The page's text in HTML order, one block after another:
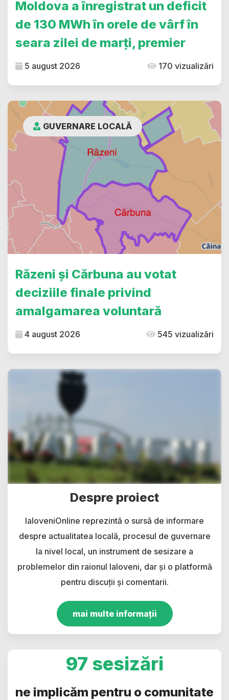
Moldova a înregistrat un deficit
de 130 MWh în orele de vârf în
seara zilei de marți, premier
5 august 2026 170 vizualizări
GUVERNARE LOCALĂ
Răzeni și Cărbuna au votat
deciziile finale privind
amalgamarea voluntară
4 august 2026 545 vizualizări
Despre proiect
IaloveniOnline reprezintă o sursă de informare
despre actualitatea locală, procesul de guvernare
la nivel local, un instrument de sesizare a
problemelor din raionul Ialoveni, dar și o platformă
pentru discuții și comentarii.
mai multe informații
97 sesizări
ne implicăm pentru o comunitate